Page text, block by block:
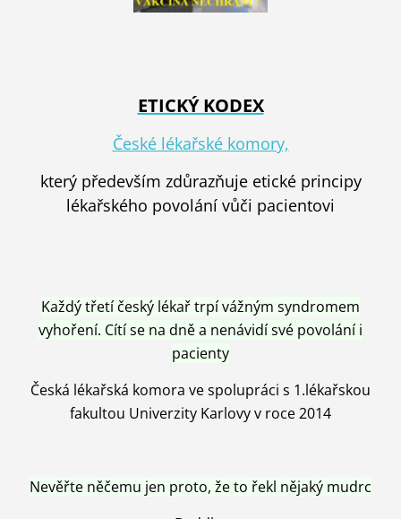
ETICKÝ KODEX
České lékařské komory,
který především zdůrazňuje etické principy
lékařského povolání vůči pacientovi
Každý třetí český lékař trpí vážným syndromem
vyhoření. Cítí se na dně a nenávidí své povolání i
pacienty
Česká lékařská komora ve spolupráci s 1.lékařskou
fakultou Univerzity Karlovy v roce 2014
Nevěřte něčemu jen proto, že to řekl nějaký mudrc